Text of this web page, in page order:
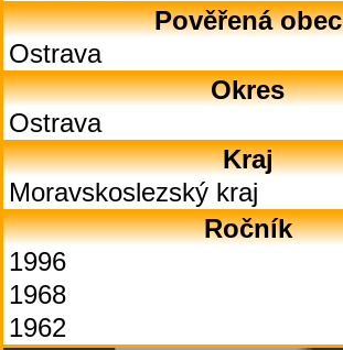
Pověřená obec
Ostrava
Okres
Ostrava
Kraj
Moravskoslezský kraj
Ročník
1996
1968
1962